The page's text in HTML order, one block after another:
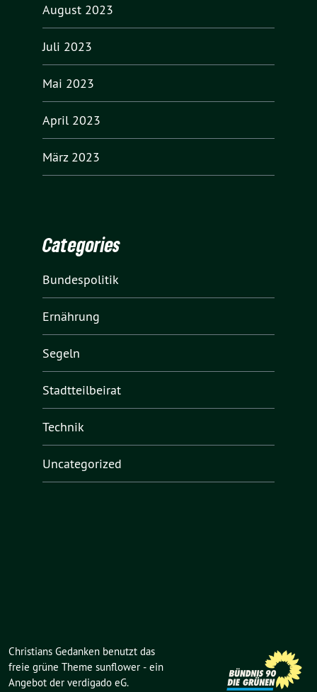
August 2023
Juli 2023
Mai 2023
April 2023
März 2023
Categories
Bundespolitik
Ernährung
Segeln
Stadtteilbeirat
Technik
Uncategorized
Christians Gedanken benutzt das
freie grüne Theme sunflower ‐ ein
Angebot der verdigado eG.